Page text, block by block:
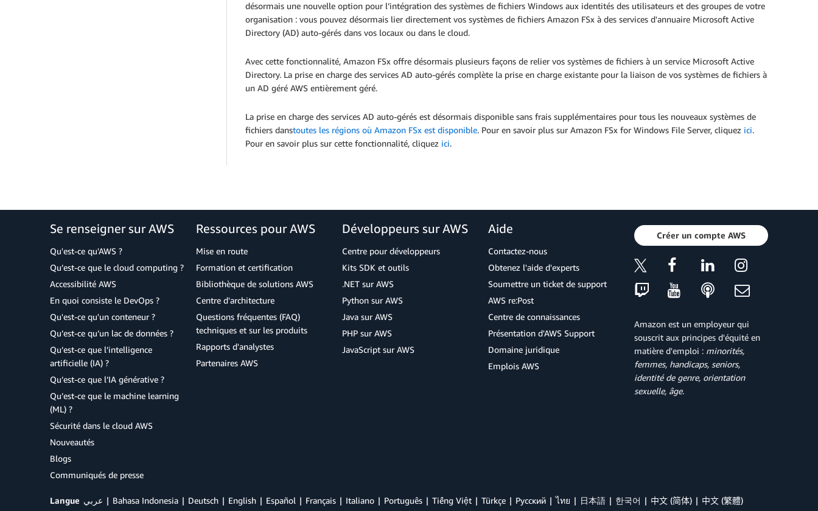
désormais une nouvelle option pour l’intégration des systèmes de fichiers Windows aux identités des utilisateurs et des groupes de votre
organisation : vous pouvez désormais lier directement vos systèmes de fichiers Amazon FSx à des services d'annuaire Microsoft Active
Directory (AD) auto-gérés dans vos locaux ou dans le cloud.
Avec cette fonctionnalité, Amazon FSx offre désormais plusieurs façons de relier vos systèmes de fichiers à un service Microsoft Active
Directory. La prise en charge des services AD auto-gérés complète la prise en charge existante pour la liaison de vos systèmes de fichiers à
un AD géré AWS entièrement géré.
La prise en charge des services AD auto-gérés est désormais disponible sans frais supplémentaires pour tous les nouveaux systèmes de
fichiers danstoutes les régions où Amazon FSx est disponible. Pour en savoir plus sur Amazon FSx for Windows File Server, cliquez ici.
Pour en savoir plus sur cette fonctionnalité, cliquez ici.
Se renseigner sur AWS
Qu'est-ce qu'AWS ?
Qu’est-ce que le cloud computing ?
Accessibilité AWS
En quoi consiste le DevOps ?
Qu'est-ce qu'un conteneur ?
Qu’est-ce qu’un lac de données ?
Qu’est-ce que l’intelligence
artificielle (IA) ?
Qu’est-ce que l’IA générative ?
Qu’est-ce que le machine learning
(ML) ?
Sécurité dans le cloud AWS
Nouveautés
Blogs
Communiqués de presse
Ressources pour AWS
Mise en route
Formation et certification
Bibliothèque de solutions AWS
Centre d'architecture
Questions fréquentes (FAQ)
techniques et sur les produits
Rapports d'analystes
Partenaires AWS
Développeurs sur AWS
Centre pour développeurs
Kits SDK et outils
.NET sur AWS
Python sur AWS
Java sur AWS
PHP sur AWS
JavaScript sur AWS
Aide
Contactez-nous
Obtenez l'aide d'experts
Soumettre un ticket de support
AWS re:Post
Centre de connaissances
Présentation d'AWS Support
Domaine juridique
Emplois AWS
Créer un compte AWS
Amazon est un employeur qui
souscrit aux principes d'équité en
matière d'emploi : minorités,
femmes, handicaps, seniors,
identité de genre, orientation
sexuelle, âge.
Langue عربي Bahasa Indonesia Deutsch English Español Français Italiano Português Tiếng Việt Türkçe Ρусский ไทย 日本語 한국어 中文 (简体) 中文 (繁體)